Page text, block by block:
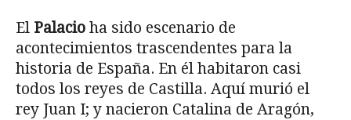
El Palacio ha sido escenario de
acontecimientos trascendentes para la
historia de España. En él habitaron casi
todos los reyes de Castilla. Aquí murió el
rey Juan I; y nacieron Catalina de Aragón,